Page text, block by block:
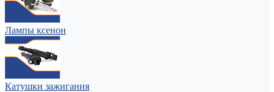
Лампы ксенон
Катушки зажигания